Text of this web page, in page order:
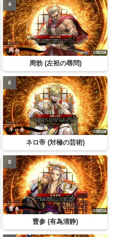
周勃 (左袒の尋問)
ネロ帝 (対極の芸術)
曹参 (有為清静)